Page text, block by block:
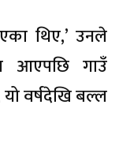
थिए,’ उनले
आएपछि गाउँ
वर्षदेखि बल्ल